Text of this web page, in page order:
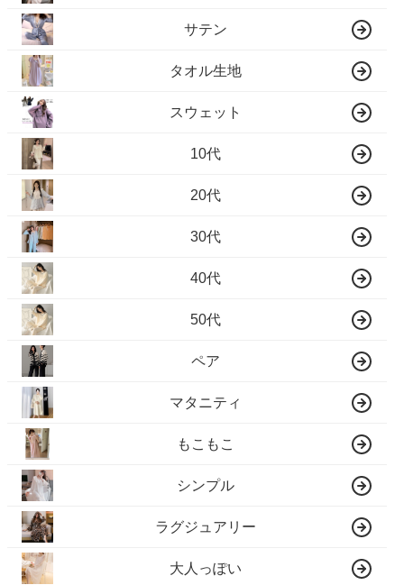
サテン
タオル生地
スウェット
10代
20代
30代
40代
50代
ペア
マタニティ
もこもこ
シンプル
ラグジュアリー
大人っぽい